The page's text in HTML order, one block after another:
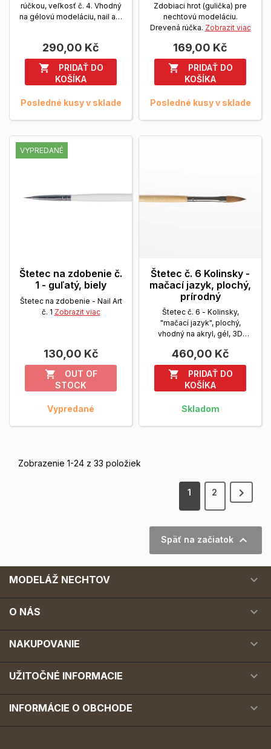
rúčkou, veľkosť č. 4. Vhodný
na gélovú modeláciu, nail art,
290,00 Kč

PRIDAŤ DO
KOŠÍKA
Posledné kusy v sklade
Zdobiaci hrot (gulička) pre
nechtovú modeláciu.
Drevená rúčka. Zobrazit viac
169,00 Kč

PRIDAŤ DO
KOŠÍKA
Posledné kusy v sklade
VYPREDANÉ
Štetec na zdobenie č.
1 - guľatý, biely
Štetec na zdobenie - Nail Art
č. 1 Zobrazit viac
130,00 Kč

OUT OF
STOCK
Vypredané
Štetec č. 6 Kolinsky -
mačací jazyk, plochý,
prírodný
Štetec č. 6 - Kolinsky,
"mačací jazyk", plochý,
vhodný na akryl, gél, 3D
460,00 Kč

PRIDAŤ DO
KOŠÍKA
Skladom
Zobrazenie 1-24 z 33 položiek
1 2 
Späť na začiatok 
MODELÁŽ NECHTOV 
O NÁS 
NAKUPOVANIE 
UŽITOČNÉ INFORMACIE 
INFORMÁCIE O OBCHODE 